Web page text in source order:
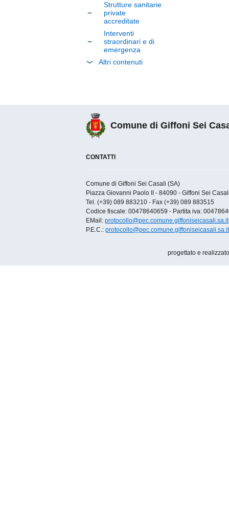
Strutture sanitarie
private
accreditate
Interventi
straordinari e di
emergenza
Altri contenuti
Comune di Giffoni Sei
CONTATTI
Comune di Giffoni Sei Casali (SA)
Piazza Giovanni Paolo II - 84090 - Giffoni Sei
Tel. (+39) 089 883210 - Fax (+39) 089 883515
Codice fiscale: 00478640659 - Partita iva:
EMail: protocollo@pec.comune.giffoniseicasali.sa.it
P.E.C.: protocollo@pec.comune.giffoniseicasali.sa.it
progettato e